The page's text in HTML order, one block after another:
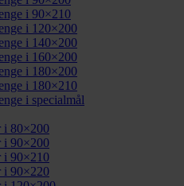
i 90×210
i 120×200
i 140×200
i 160×200
i 180×200
i 180×210
i specialmål
i 80×200
i 90×200
i 90×210
i 90×220